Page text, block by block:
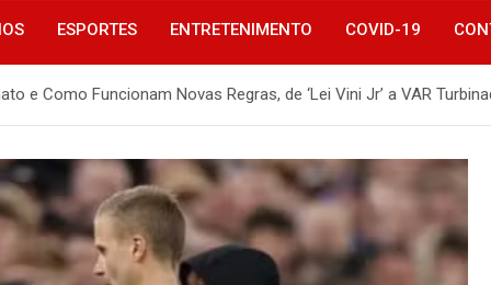
ESPORTES ENTRETENIMENTO COVID-19
e Como Funcionam Novas Regras, de ‘Lei Vini Jr’ a VAR